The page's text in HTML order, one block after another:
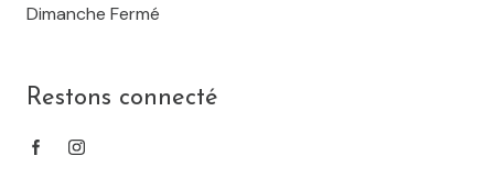
Dimanche Fermé
Restons connecté